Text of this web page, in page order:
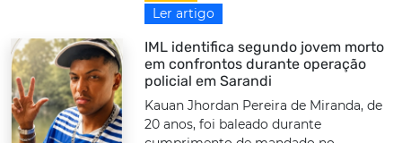
Ler artigo
IML identifica segundo jovem morto
em confrontos durante operação
policial em Sarandi
Kauan Jhordan Pereira de Miranda, de
20 anos, foi baleado durante